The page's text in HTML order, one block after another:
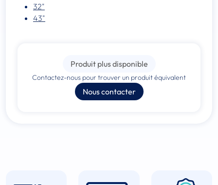
32"
43"
Produit plus disponible
Contactez-nous pour trouver un produit équivalent
Nous contacter